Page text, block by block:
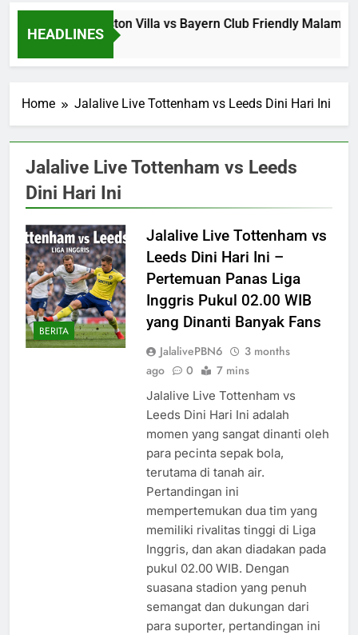
HEADLINES
Jalalive Aston Villa vs Bayern Club Friendly Malam
5 Hours Ago
Home Jalalive Live Tottenham vs Leeds Dini Hari Ini
Jalalive Live Tottenham vs Leeds
Dini Hari Ini
BERITA
Jalalive Live Tottenham vs
Leeds Dini Hari Ini –
Pertemuan Panas Liga
Inggris Pukul 02.00 WIB
yang Dinanti Banyak Fans
JalalivePBN6
3 months
ago
0 7 mins
Jalalive Live Tottenham vs
Leeds Dini Hari Ini adalah
momen yang sangat dinanti oleh
para pecinta sepak bola,
terutama di tanah air.
Pertandingan ini
mempertemukan dua tim yang
memiliki rivalitas tinggi di Liga
Inggris, dan akan diadakan pada
pukul 02.00 WIB. Dengan
suasana stadion yang penuh
semangat dan dukungan dari
para suporter, pertandingan ini